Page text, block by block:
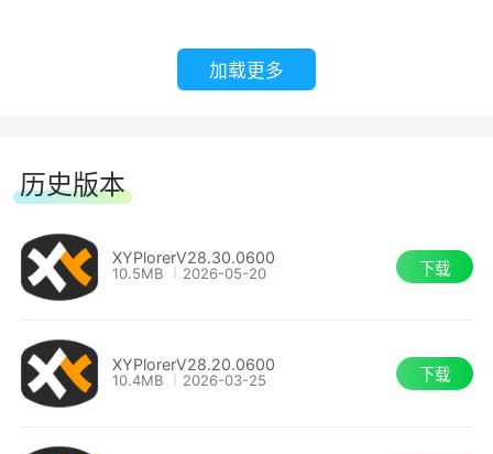
加载更多
历史版本
XYPlorerV28.30.0600
10.5MB 2026-05-20 下载
XYPlorerV28.20.0600
10.4MB 2026-03-25 下载